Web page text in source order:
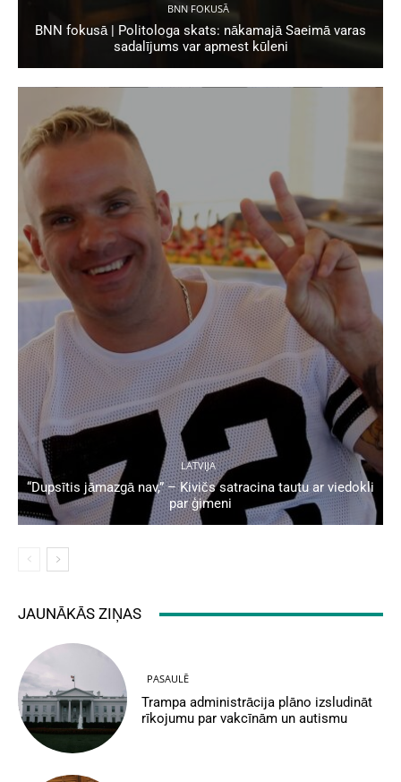
BNN FOKUSĀ
BNN fokusā | Politologa skats: nākamajā Saeimā varas
sadalījums var apmest kūleni
LATVIJA
“Dupsītis jāmazgā nav,” – Kivičs satracina tautu ar viedokli
par ģimeni
JAUNĀKĀS ZIŅAS
PASAULĒ
Trampa administrācija plāno izsludināt
rīkojumu par vakcīnām un autismu